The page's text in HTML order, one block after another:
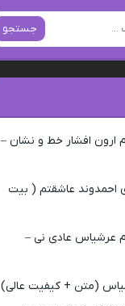
جستجو
ارون افشار خط و نشان –
احمدوند عاشقتم ( بیت
عرشیاس عادی نی –
(متن + کیفیت عالی)